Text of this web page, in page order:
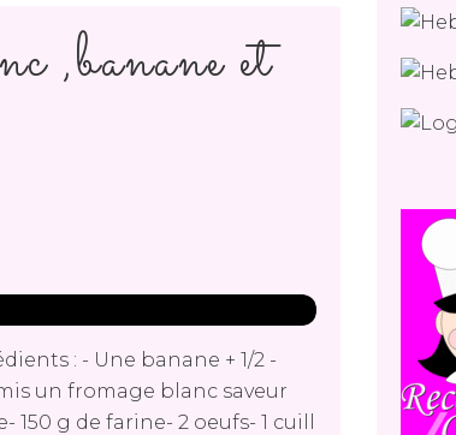
,banane et
: - Une banane + 1/2 -
un fromage blanc saveur
150 g de farine- 2 oeufs- 1 cuill